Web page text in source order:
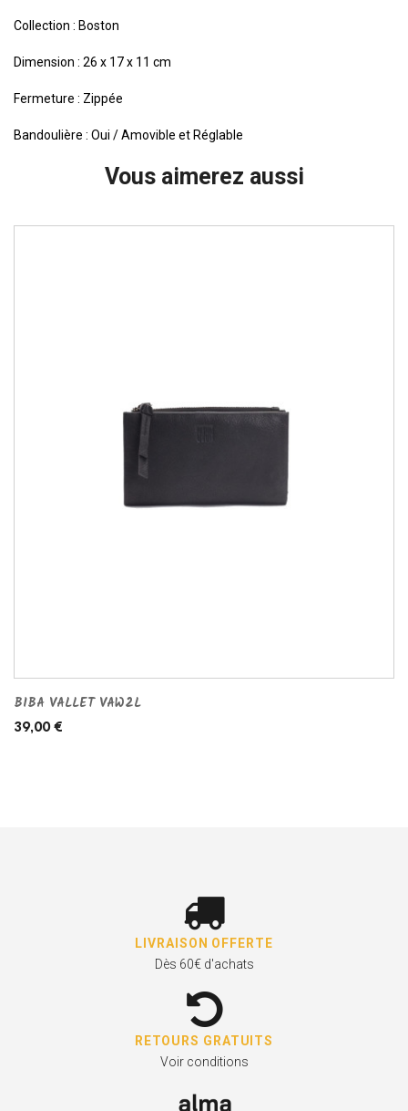
Collection : Boston
Dimension : 26 x 17 x 11 cm
Fermeture : Zippée
Bandoulière : Oui / Amovible et Réglable
Vous aimerez aussi
BIBA VALLET VAW2L
39,00 €
LIVRAISON OFFERTE
Dès 60€ d'achats
RETOURS GRATUITS
Voir conditions